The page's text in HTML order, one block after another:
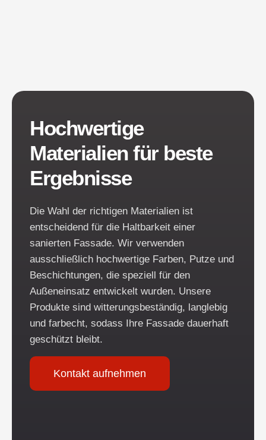
Hochwertige
Materialien für beste
Ergebnisse
Die Wahl der richtigen Materialien ist
entscheidend für die Haltbarkeit einer
sanierten Fassade. Wir verwenden
ausschließlich hochwertige Farben, Putze und
Beschichtungen, die speziell für den
Außeneinsatz entwickelt wurden. Unsere
Produkte sind witterungsbeständig, langlebig
und farbecht, sodass Ihre Fassade dauerhaft
geschützt bleibt.
Kontakt aufnehmen